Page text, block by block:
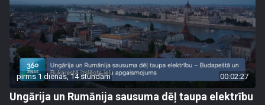
pirms 1 dienas, 14 stundām 00:02:27
Ungārija un Rumānija sausuma dēļ taupa elektrību